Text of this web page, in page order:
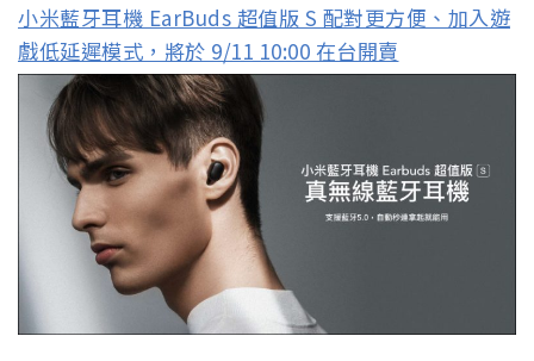
小米藍牙耳機 EarBuds 超值版 S 配對更方便、加入遊
戲低延遲模式，將於 9/11 10:00 在台開賣